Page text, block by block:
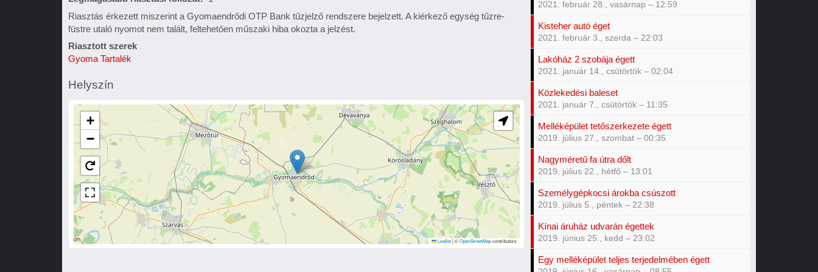
Riasztás érkezett miszerint a Gyomaendrődi OTP Bank tűzjelző rendszere bejelzett. A kiérkező egység tűzre-
füstre utaló nyomot nem talált, feltehetően műszaki hiba okozta a jelzést.
Riasztott szerek
Gyoma Tartalék
Helyszín
+
−
Leaflet |©OpenStreetMapcontributors
2021. február 28., vasárnap – 12:59
Kisteher autó éget
2021. február 3., szerda – 22:03
Lakóház 2 szobája égett
2021. január 14., csütörtök – 02:04
Közlekedési baleset
2021. január 7., csütörtök – 11:35
Melléképület tetőszerkezete égett
2019. július 27., szombat – 00:35
Nagyméretű fa útra dőlt
2019. július 22., hétfő – 13:01
Személygépkocsi árokba csúszott
2019. július 5., péntek – 22:38
Kínai áruház udvarán égettek
2019. június 25., kedd – 23:02
Egy melléképület teljes terjedelmében égett